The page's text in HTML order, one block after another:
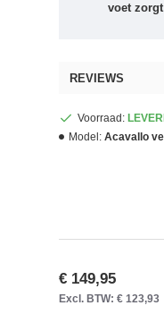
voet
REVIEWS
Voorraad:
Model: Acavallo
€ 149,95
Excl. BTW: € 123,93